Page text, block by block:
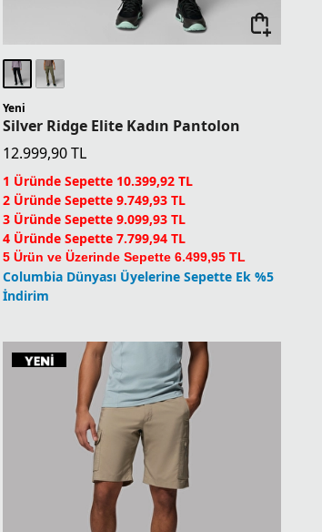
Silver Ridge Elite Kadın Pantolon
12.999,90
1 Üründe Sepette 10.399,92 TL
2 Üründe Sepette 9.749,93 TL
3 Üründe Sepette 9.099,93 TL
4 Üründe Sepette 7.799,94 TL
5 Ürün ve Üzerinde Sepette 6.499,95 TL
Columbia Dünyası Üyelerine Sepette Ek %5
İndirim